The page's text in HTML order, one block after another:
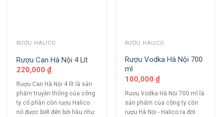
RƯỢU HALICO
Rượu Can Hà Nội 4 Lít
220,000 ₫
Rượu Can Hà Nội 4 lít là sản
phẩm truyền thống của công
ty cổ phần cồn rượu Halico
nó được biết đến bởi hầu như
RƯỢU HALICO
Rượu Vodka Hà Nội 700
ml
100,000 ₫
Rượu Vodka Hà Nội 700 ml là
sản phẩm của công ty cồn
rượu Hà Nội - Halico ra đời